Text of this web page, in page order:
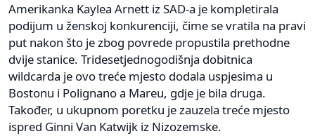
Amerikanka Kaylea Arnett iz SAD-a je kompletirala
podijum u ženskoj konkurenciji, čime se vratila na pravi
put nakon što je zbog povrede propustila prethodne
dvije stanice. Tridesetjednogodišnja dobitnica
wildcarda je ovo treće mjesto dodala uspjesima u
Bostonu i Polignano a Mareu, gdje je bila druga.
Također, u ukupnom poretku je zauzela treće mjesto
ispred Ginni Van Katwijk iz Nizozemske.